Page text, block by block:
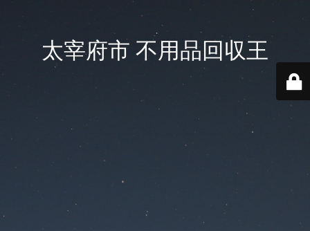
太宰府市 不用品回収王